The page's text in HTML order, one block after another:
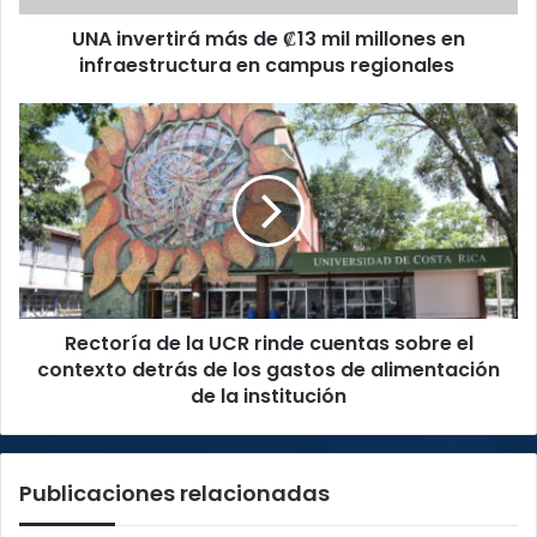
infraestructura
UNA invertirá más de ₡13 mil millones en
infraestructura en campus regionales
Rectoría
de
la
UCR
rinde
cuentas
sobre
el
contexto
de
de
Rectoría de la UCR rinde cuentas sobre el
contexto detrás de los gastos de alimentación
de la institución
Publicaciones relacionadas